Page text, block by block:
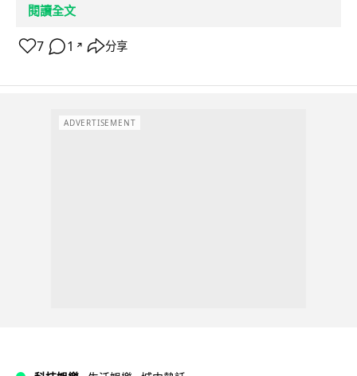
閱讀全文
7 1 ↗ 分享
ADVERTISEMENT